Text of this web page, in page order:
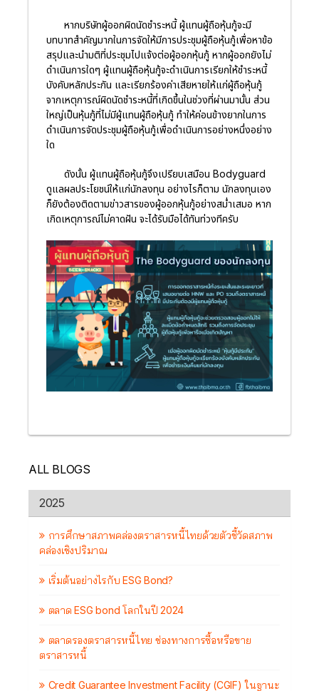
หากบริษัทผู้ออกผิดนัดชำระหนี้ ผู้แทนผู้ถือหุ้นกู้จะมี
บทบาทสำคัญมากในการจัดให้มีการประชุมผู้ถือหุ้นกู้เพื่อหาข้อ
สรุปและนำมติที่ประชุมไปแจ้งต่อผู้ออกหุ้นกู้ หากผู้ออกยังไม่
ดำเนินการใดๆ ผู้แทนผู้ถือหุ้นกู้จะดำเนินการเรียกให้ชำระหนี้
บังคับหลักประกัน และเรียกร้องค่าเสียหายให้แก่ผู้ถือหุ้นกู้
จากเหตุการณ์ผิดนัดชำระหนี้ที่เกิดขึ้นในช่วงที่ผ่านมานั้น ส่วน
ใหญ่เป็นหุ้นกู้ที่ไม่มีผู้แทนผู้ถือหุ้นกู้ ทำให้ค่อนข้างยากในการ
ดำเนินการจัดประชุมผู้ถือหุ้นกู้เพื่อดำเนินการอย่างหนึ่งอย่าง
ใด
ดังนั้น ผู้แทนผู้ถือหุ้นกู้จึงเปรียบเสมือน Bodyguard
ดูแลผลประโยชน์ให้แก่นักลงทุน อย่างไรก็ตาม นักลงทุนเอง
ก็ยังต้องติดตามข่าวสารของผู้ออกหุ้นกู้อย่างสม่ำเสมอ หาก
เกิดเหตุการณ์ไม่คาดฝัน จะได้รับมือได้ทันท่วงทีครับ
ALL BLOGS
2025
การศึกษาสภาพคล่องตราสารหนี้ไทยด้วยตัวชี้วัดสภาพ
คล่องเชิงปริมาณ
เริ่มต้นอย่างไรกับ ESG Bond?
ตลาด ESG bond โลกในปี 2024
ตลาดรองตราสารหนี้ไทย ช่องทางการซื้อหรือขาย
ตราสารหนี้
Credit Guarantee Investment Facility (CGIF) ในฐานะ